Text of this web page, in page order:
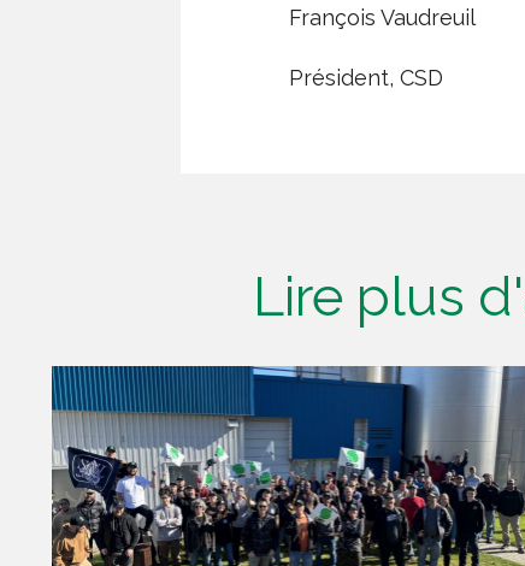
François Vaudreuil
Président, CSD
Lire plus